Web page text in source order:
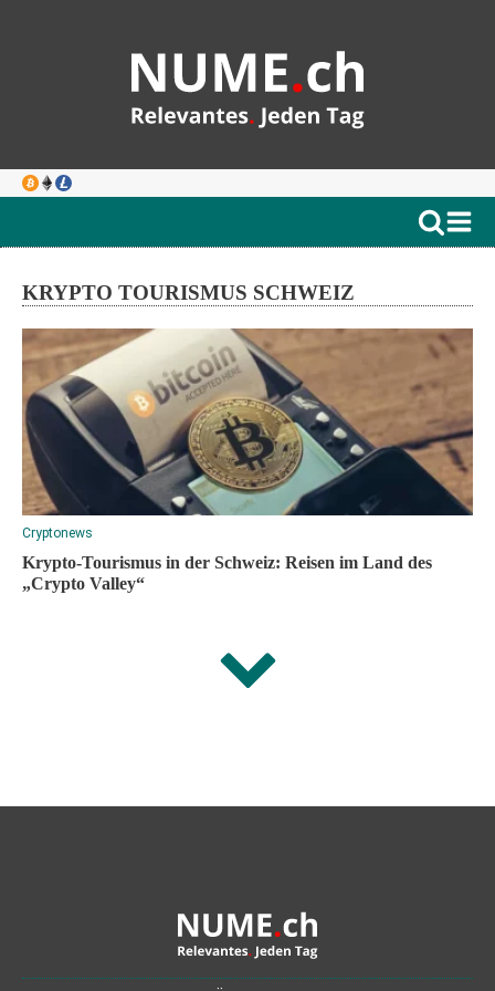
KRYPTO TOURISMUS SCHWEIZ
Cryptonews
Krypto-Tourismus in der Schweiz: Reisen im Land des
„Crypto Valley“